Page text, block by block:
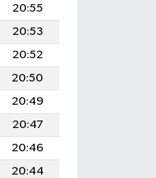
20:55
20:53
20:52
20:50
20:49
20:47
20:46
20:44